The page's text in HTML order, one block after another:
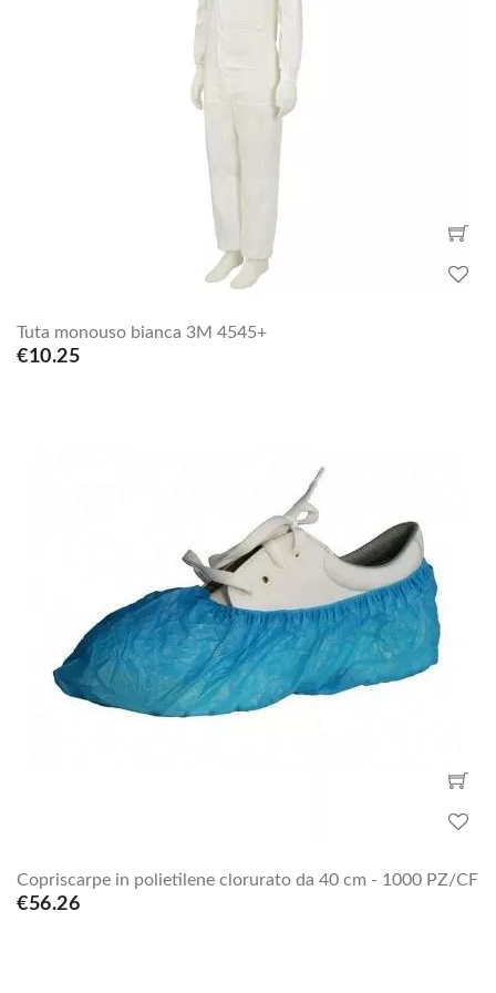
Tuta monouso bianca 3M 4545+
€10.25
Copriscarpe in polietilene clorurato da 40 cm - 1000 PZ/CF
€56.26